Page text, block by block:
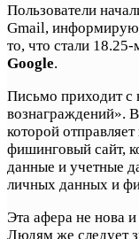
Пользователи
Gmail,
то, что стали
Google.
Письмо приходит с
вознаграждений».
которой
фишинговый сайт,
данные и учетные
личных данных и
Эта афера не нова
Людям же следует